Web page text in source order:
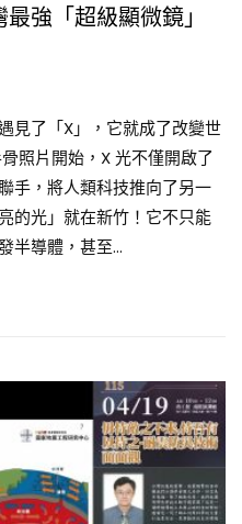
強「超級顯微鏡」
見了「X」，它就成了改變世
照片開始，X 光不僅開啟了
手，將人類科技推向了另一
的光」就在新竹！它不只能
半導體，甚至...